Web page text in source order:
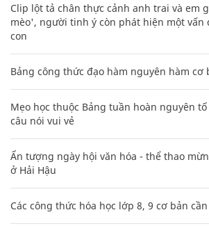
Clip lột tả chân thực cảnh anh trai và em
mèo', người tinh ý còn phát hiện một vấn
con
Bảng công thức đạo hàm nguyên hàm cơ
Mẹo học thuộc Bảng tuần hoàn nguyên
câu nói vui vẻ
Ấn tượng ngày hội văn hóa - thể thao
ở Hải Hậu
Các công thức hóa học lớp 8, 9 cơ bản